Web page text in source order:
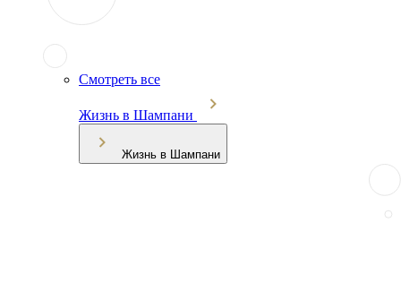
Смотреть все
Жизнь в Шампани
Жизнь в Шампани